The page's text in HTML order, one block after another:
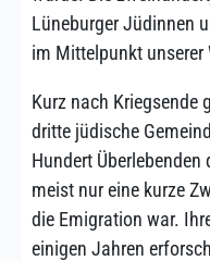
Lüneburger Jüdinnen
im Mittelpunkt unserer
Kurz nach Kriegsende
dritte jüdische
Hundert
meist nur eine kurze
die Emigration war.
einigen Jahren